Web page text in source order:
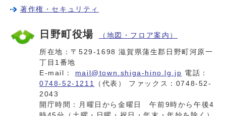
著作権・セキュリティ
日野町役場 （地図・フロア案内）
所在地：〒529-1698 滋賀県蒲生郡日野町河原一
丁目1番地
E-mail： mail@town.shiga-hino.lg.jp 電話：
0748-52-1211
（代表） ファックス：0748-52-
2043
開庁時間：月曜日から金曜日 午前9時から午後4